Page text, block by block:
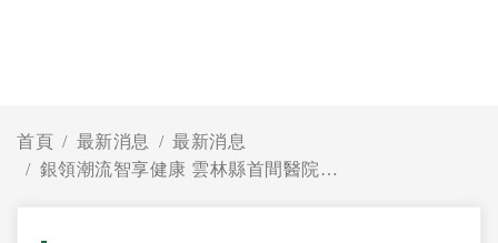
首頁 最新消息
最新消息
銀領潮流智享健康 雲林縣首間醫院內智能銀髮族俱樂部